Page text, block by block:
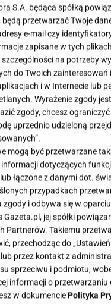
od KOPI –
dobry pomysł, ale
sobie coś wyjątkowo
Ich najnowsza
do dzieciństwa –
naszyjnikaczy
wyglądają jak skarby
Każdy element jest
precyzją, a
ciepło i
dla kobiety, która
i znaczenie.
S.A. będąca spółką
będą przetwarzać Twoje
e-mail czy
zapisane w tych
na potrzeby
do Twoich zainteresowań
i w Internecie lub
Wyrażenie zgody
zgody, chcesz
uprzednio udzieloną
mogą być przetwarzane
informacji dotyczących
łączone z danymi dot.
przypadkach
zgody i odbywa się w
jej spółki
Partnerów. Takiemu
przechodząc do „Ustawień
przez kontakt z
sprzeciwu i podmiotu,
informacji o przetwarzaniu
w dokumenciePolityka